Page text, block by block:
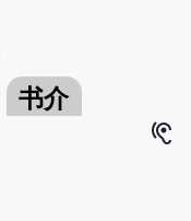
书介
hearing